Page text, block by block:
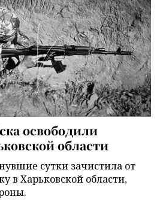
освободили
области
сутки зачистила от
в Харьковской области,